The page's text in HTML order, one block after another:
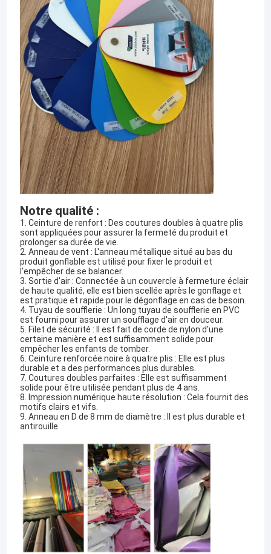
À la maison
Produits
À propos de nous
Notre qualité :
1. Ceinture de renfort : Des coutures doubles à quatre plis
sont appliquées pour assurer la fermeté du produit et
prolonger sa durée de vie.
2. Anneau de vent : L'anneau métallique situé au bas du
produit gonflable est utilisé pour fixer le produit et
l'empêcher de se balancer.
3. Sortie d'air : Connectée à un couvercle à fermeture éclair
de haute qualité, elle est bien scellée après le gonflage et
est pratique et rapide pour le dégonflage en cas de besoin.
4. Tuyau de soufflerie : Un long tuyau de soufflerie en PVC
est fourni pour assurer un soufflage d'air en douceur.
5. Filet de sécurité : Il est fait de corde de nylon d'une
certaine manière et est suffisamment solide pour
empêcher les enfants de tomber.
6. Ceinture renforcée noire à quatre plis : Elle est plus
durable et a des performances plus durables.
7. Coutures doubles parfaites : Elle est suffisamment
solide pour être utilisée pendant plus de 4 ans.
8. Impression numérique haute résolution : Cela fournit des
motifs clairs et vifs.
9. Anneau en D de 8 mm de diamètre : Il est plus durable et
antirouille.
Guangzhou Kule Amusement Equipment
Co.,Ltd
Kuleest un fabricant exceptionnel, enregistré en tant que